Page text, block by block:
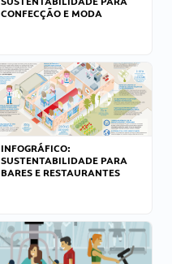
CONFECÇÃO E MODA
INFOGRÁFICO:
SUSTENTABILIDADE PARA
BARES E RESTAURANTES